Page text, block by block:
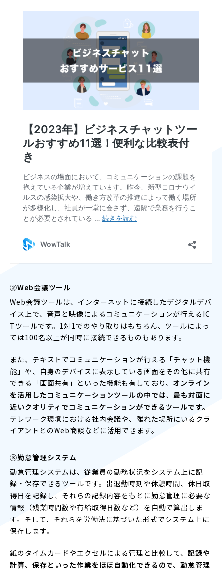
②Web会議ツール
Web会議ツールは、インターネットに接続したデジタルデバ
イス上で、音声と映像によるコミュニケーションが行えるIC
Tツールです。1対1でのやり取りはもちろん、ツールによっ
ては100名以上が同時に接続できるものもあります。
また、テキストでコミュニケーションが行える「チャット機
能」や、自身のデバイスに表示している画面をその他に共有
できる「画面共有」といった機能も有しており、 オンライン
を活用したコミュニケーションツールの中では、最も対面に
近いクオリティでコミュニケーションができるツールです。
テレワーク環境における社内会議や、離れた場所にいるクラ
イアントとのWeb商談などに活用できます。
③勤怠管理システム
勤怠管理システムは、従業員の勤務状況をシステム上に記
録・保存できるツールです。出退勤時刻や休憩時間、休日取
得日を記録し、それらの記録内容をもとに勤怠管理に必要な
情報（残業時間数や有給取得日数など）を自動で算出しま
す。そして、それらを労働法に基づいた形式でシステム上に
保存します。
紙のタイムカードやエクセルによる管理と比較して、 記録や
計算、保存といった作業をほぼ自動化できるので、勤怠管理